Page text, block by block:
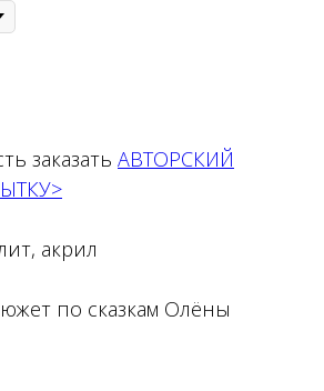
заказать АВТОРСКИЙ
акрил
по сказкам Олёны